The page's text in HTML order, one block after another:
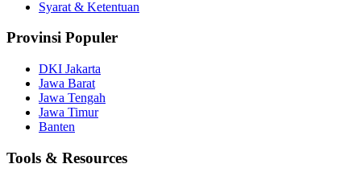
Syarat & Ketentuan
Provinsi Populer
DKI Jakarta
Jawa Barat
Jawa Tengah
Jawa Timur
Banten
Tools & Resources